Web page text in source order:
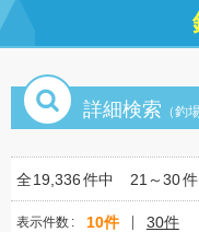
動
詳細検索 （釣
全19,336件中 21～30
表示件数 10件 30件